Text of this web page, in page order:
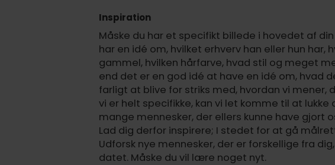
Inspiration
Måske du har et specifikt billede i hovedet af
har en idé om, hvilket erhverv han eller hun har,
gammel, hvilken hårfarve, hvad stil og meget
end det er en god idé at have en idé om, hvad
farligt at blive for striks med, hvordan vi mener,
vi er helt specifikke, kan vi let komme til at
mange mennesker, der ellers kunne have gjort
Lad dig derfor inspirere; I stedet for at gå
Udforsk nye mennesker, der er forskellige fra
datet. Måske du vil lære noget nyt.